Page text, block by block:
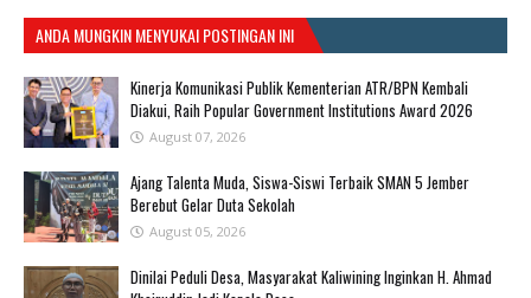
ANDA MUNGKIN MENYUKAI POSTINGAN INI
Kinerja Komunikasi Publik Kementerian ATR/BPN Kembali
Diakui, Raih Popular Government Institutions Award 2026
August 07, 2026
Ajang Talenta Muda, Siswa-Siswi Terbaik SMAN 5 Jember
Berebut Gelar Duta Sekolah
August 05, 2026
Dinilai Peduli Desa, Masyarakat Kaliwining Inginkan H. Ahmad